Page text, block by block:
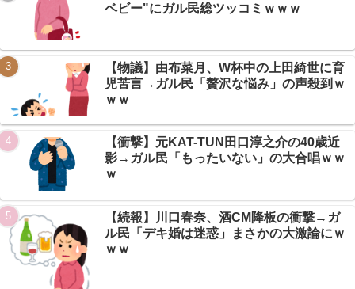
【まとめ】X収益化ルール大幅変更→インプレゾンビ死亡待望論
に賛否ｗｗｗ
Powered by livedoor 相互RSS
ベビー"にガル民総ツッコミｗｗｗ
【物議】由布菜月、W杯中の上田綺世に育
児苦言→ガル民「贅沢な悩み」の声殺到ｗ
ｗｗ
【衝撃】元KAT-TUN田口淳之介の40歳近
影→ガル民「もったいない」の大合唱ｗｗ
ｗ
【続報】川口春奈、酒CM降板の衝撃→ガ
ル民「デキ婚は迷惑」まさかの大激論にｗ
ｗｗ